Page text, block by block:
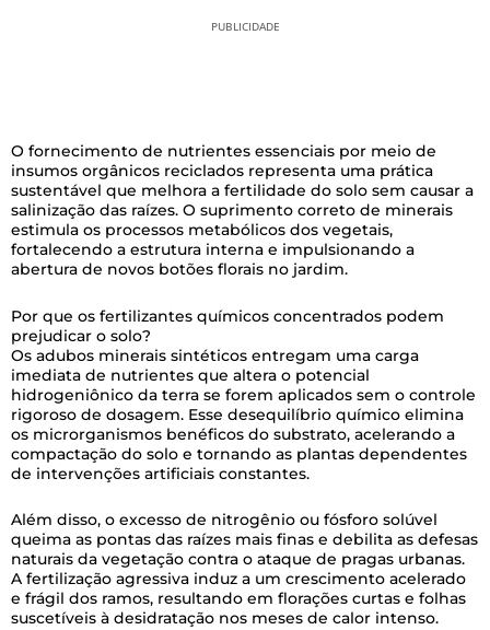
PUBLICIDADE
O fornecimento de nutrientes essenciais por meio de
insumos orgânicos reciclados representa uma prática
sustentável que melhora a fertilidade do solo sem causar a
salinização das raízes. O suprimento correto de minerais
estimula os processos metabólicos dos vegetais,
fortalecendo a estrutura interna e impulsionando a
abertura de novos botões florais no jardim.
Por que os fertilizantes químicos concentrados podem
prejudicar o solo?
Os adubos minerais sintéticos entregam uma carga
imediata de nutrientes que altera o potencial
hidrogeniônico da terra se forem aplicados sem o controle
rigoroso de dosagem. Esse desequilíbrio químico elimina
os microrganismos benéficos do substrato, acelerando a
compactação do solo e tornando as plantas dependentes
de intervenções artificiais constantes.
Além disso, o excesso de nitrogênio ou fósforo solúvel
queima as pontas das raízes mais finas e debilita as defesas
naturais da vegetação contra o ataque de pragas urbanas.
A fertilização agressiva induz a um crescimento acelerado
e frágil dos ramos, resultando em florações curtas e folhas
suscetíveis à desidratação nos meses de calor intenso.